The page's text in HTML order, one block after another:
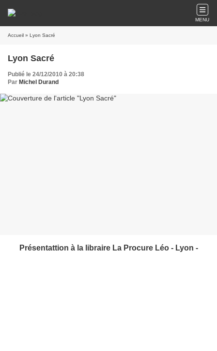
MENU
Accueil » Lyon Sacré
Lyon Sacré
Publié le 24/12/2010 à 20:38
Par Michel Durand
Présentattion à la libraire La Procure Léo - Lyon -